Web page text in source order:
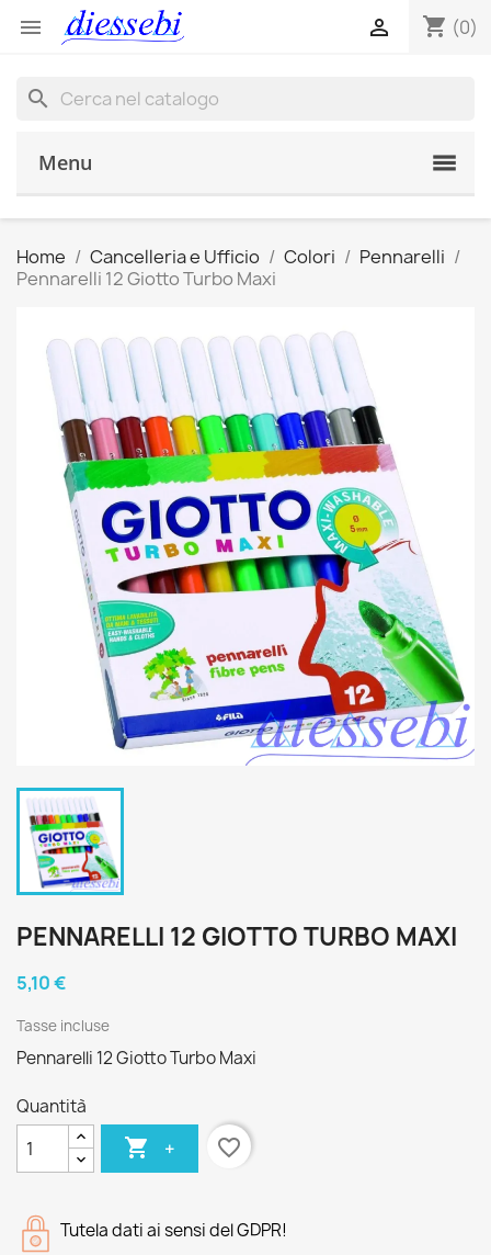
 shopping_cart (0)

search
Menu
Home Cancelleria e Ufficio Colori
Pennarelli
Pennarelli 12 Giotto Turbo Maxi
PENNARELLI 12 GIOTTO TURBO MAXI
5,10 €
Tasse incluse
Pennarelli 12 Giotto Turbo Maxi
Quantità
 + favorite_border
Tutela dati ai sensi del GDPR!